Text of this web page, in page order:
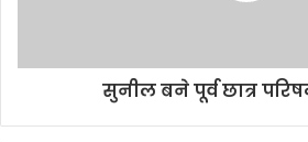
सुनील बने पूर्व छात्र